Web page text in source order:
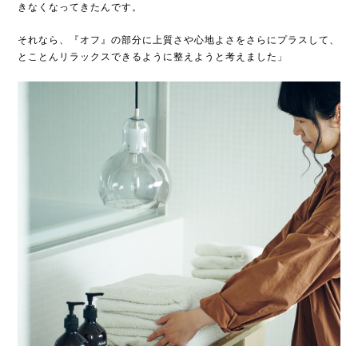
きなくなってきたんです。
それなら、『オフ』の部分に上質さや心地よさをさらにプラスして、
とことんリラックスできるように整えようと考えました」